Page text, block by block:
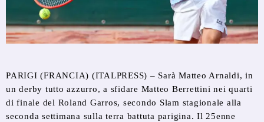
PARIGI (FRANCIA) (ITALPRESS) – Sarà Matteo Arnaldi, in
un derby tutto azzurro, a sfidare Matteo Berrettini nei quarti
di finale del Roland Garros, secondo Slam stagionale alla
seconda settimana sulla terra battuta parigina. Il 25enne